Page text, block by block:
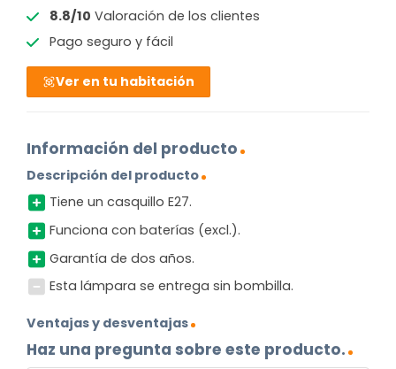
8.8/10 Valoración de los clientes
Pago seguro y fácil
Ver en tu habitación
Información del producto
Descripción del producto
Tiene un casquillo E27.
Funciona con baterías (excl.).
Garantía de dos años.
Esta lámpara se entrega sin bombilla.
Ventajas y desventajas
Haz una pregunta sobre este producto.